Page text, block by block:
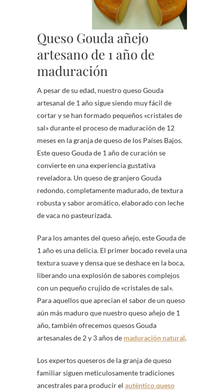
Queso Gouda añejo
artesano de 1 año de
maduración
A pesar de su edad, nuestro queso Gouda
artesanal de 1 año sigue siendo muy fácil de
cortar y se han formado pequeños «cristales de
sal» durante el proceso de maduración de 12
meses en la granja de queso de los Países Bajos.
Este queso Gouda de 1 año de curación se
convierte en una experiencia gustativa
reveladora. Un queso de granjero Gouda
redondo, completamente madurado, de textura
robusta y sabor aromático, elaborado con leche
de vaca no pasteurizada.
Para los amantes del queso añejo, este Gouda de
1 año es una delicia. El primer bocado revela una
textura suave y densa que se deshace en la boca,
liberando una explosión de sabores complejos
con un pequeño crujido de «cristales de sal».
Para aquellos que aprecian el sabor de un queso
aún más maduro que nuestro queso añejo de 1
año, también ofrecemos quesos Gouda
artesanales de 2 y 3 años de maduración natural.
Los expertos queseros de la granja de queso
familiar siguen meticulosamente tradiciones
ancestrales para producir el auténtico queso